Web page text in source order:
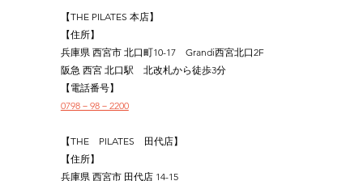
【THE PILATES 本店】
【住所】
兵庫県 西宮市 北口町10-17　Grandi西宮北口2F
阪急 西宮 北口駅　北改札から徒歩3分
【電話番号】
0798－98－2200
【THE　PILATES　田代店】
【住所】
兵庫県 西宮市 田代店 14-15